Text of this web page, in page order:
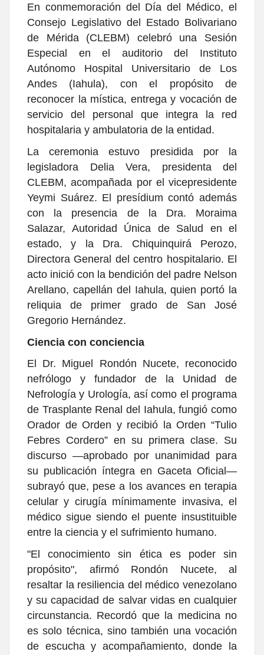
En conmemoración del Día del Médico, el
Consejo Legislativo del Estado Bolivariano
de Mérida (CLEBM) celebró una Sesión
Especial en el auditorio del Instituto
Autónomo Hospital Universitario de Los
Andes (Iahula), con el propósito de
reconocer la mística, entrega y vocación de
servicio del personal que integra la red
hospitalaria y ambulatoria de la entidad.
La ceremonia estuvo presidida por la
legisladora Delia Vera, presidenta del
CLEBM, acompañada por el vicepresidente
Yeymi Suárez. El presídium contó además
con la presencia de la Dra. Moraima
Salazar, Autoridad Única de Salud en el
estado, y la Dra. Chiquinquirá Perozo,
Directora General del centro hospitalario. El
acto inició con la bendición del padre Nelson
Arellano, capellán del Iahula, quien portó la
reliquia de primer grado de San José
Gregorio Hernández.
Ciencia con conciencia
El Dr. Miguel Rondón Nucete, reconocido
nefrólogo y fundador de la Unidad de
Nefrología y Urología, así como el programa
de Trasplante Renal del Iahula, fungió como
Orador de Orden y recibió la Orden “Tulio
Febres Cordero” en su primera clase. Su
discurso —aprobado por unanimidad para
su publicación íntegra en Gaceta Oficial—
subrayó que, pese a los avances en terapia
celular y cirugía mínimamente invasiva, el
médico sigue siendo el puente insustituible
entre la ciencia y el sufrimiento humano.
"El conocimiento sin ética es poder sin
propósito", afirmó Rondón Nucete, al
resaltar la resiliencia del médico venezolano
y su capacidad de salvar vidas en cualquier
circunstancia. Recordó que la medicina no
es solo técnica, sino también una vocación
de escucha y acompañamiento, donde la